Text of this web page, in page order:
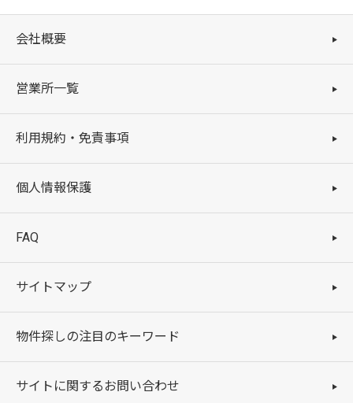
会社概要
営業所一覧
利用規約・免責事項
個人情報保護
FAQ
サイトマップ
物件探しの注目のキーワード
サイトに関するお問い合わせ